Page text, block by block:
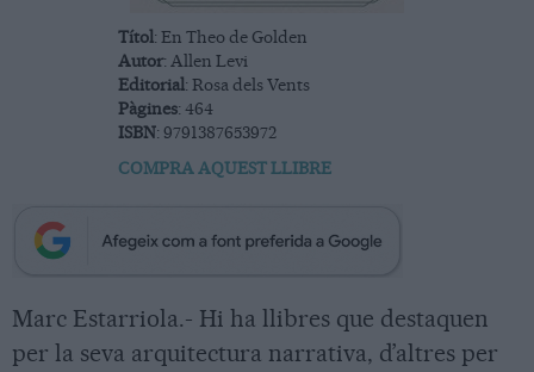
Títol: En Theo de Golden
Autor: Allen Levi
Editorial: Rosa dels Vents
Pàgines: 464
ISBN: 9791387653972
COMPRA AQUEST LLIBRE
Marc Estarriola.- Hi ha llibres que destaquen
per la seva arquitectura narrativa, d’altres per